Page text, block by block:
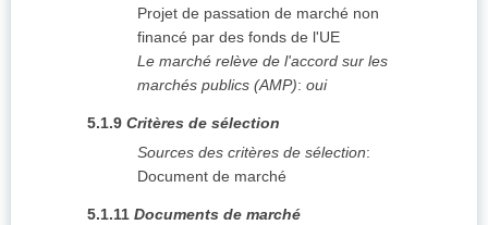
Projet de passation de marché non
financé par des fonds de l'UE
Le marché relève de l'accord sur les
marchés publics (AMP): oui
5.1.9 Critères de sélection
Sources des critères de sélection:
Document de marché
5.1.11 Documents de marché